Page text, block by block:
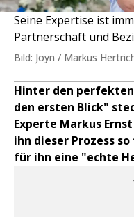
Seine Expertise ist
Partnerschaft und
Bild: Joyn / Markus
Hinter den
den ersten Blick"
Experte Markus
ihn dieser Prozess
für ihn eine "echte